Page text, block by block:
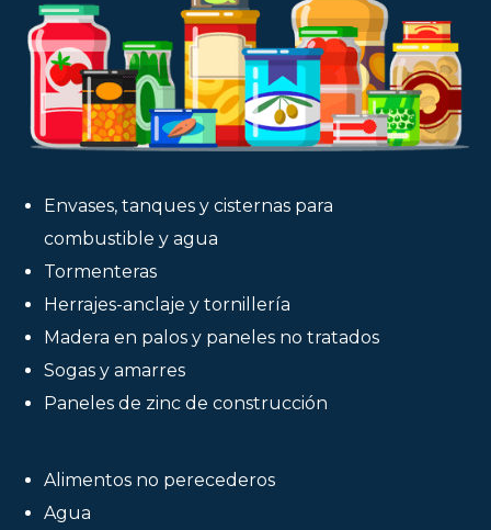
Envases, tanques y cisternas para
combustible y agua
Tormenteras
Herrajes-anclaje y tornillería
Madera en palos y paneles no tratados
Sogas y amarres
Paneles de zinc de construcción
Alimentos no perecederos
Agua